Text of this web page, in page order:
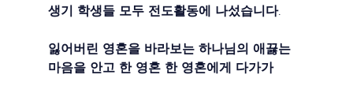
생기 학생들 모두 전도활동에 나섰습니다.
잃어버린 영혼을 바라보는 하나님의 애끓는
마음을 안고 한 영혼 한 영혼에게 다가가